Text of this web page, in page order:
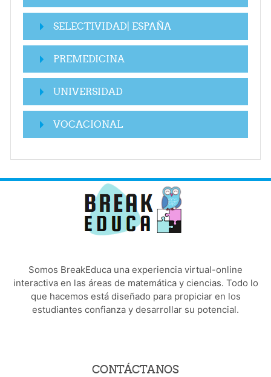
SELECTIVIDAD| ESPAÑA
PREMEDICINA
UNIVERSIDAD
VOCACIONAL
Somos BreakEduca una experiencia virtual-online
interactiva en las áreas de matemática y ciencias. Todo lo
que hacemos está diseñado para propiciar en los
estudiantes confianza y desarrollar su potencial.
CONTÁCTANOS